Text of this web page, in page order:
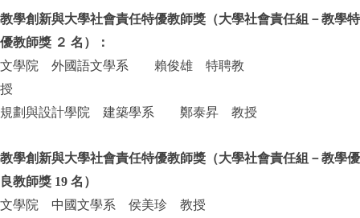
教學創新與大學社會責任特優教師獎（大學社會責任組－教學特
優教師獎 ２ 名）：
文學院 外國語文學系 賴俊雄 特聘教
授
規劃與設計學院 建築學系 鄭泰昇 教授
教學創新與大學社會責任特優教師獎（大學社會責任組－教學優
良教師獎 19 名）
文學院 中國文學系 侯美珍 教授